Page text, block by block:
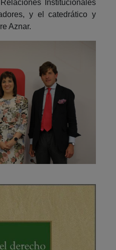
Institucionales
y el catedrático y
Aznar.